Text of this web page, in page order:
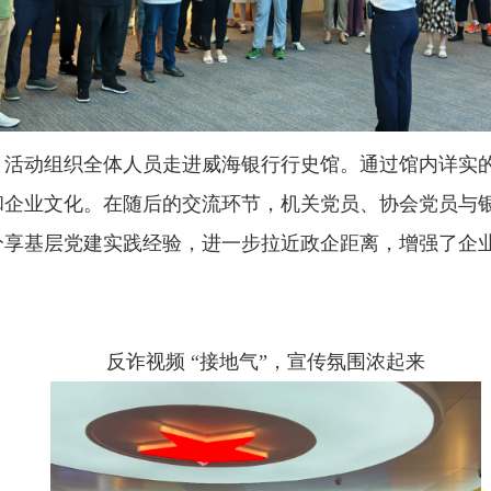
动组织全体人员走进威海银行行史馆。通过馆内详实
业文化。在随后的交流环节，机关党员、协会党员与
基层党建实践经验，进一步拉近政企距离，增强了企
反诈视频 “接地气”，宣传氛围浓起来